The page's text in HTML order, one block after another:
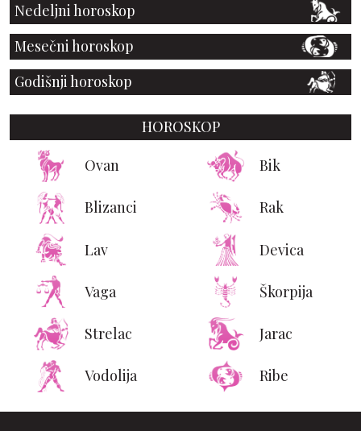
Nedeljni horoskop
Mesečni horoskop
Godišnji horoskop
HOROSKOP
Ovan Bik
Blizanci Rak
Lav Devica
Vaga Škorpija
Strelac Jarac
Vodolija Ribe